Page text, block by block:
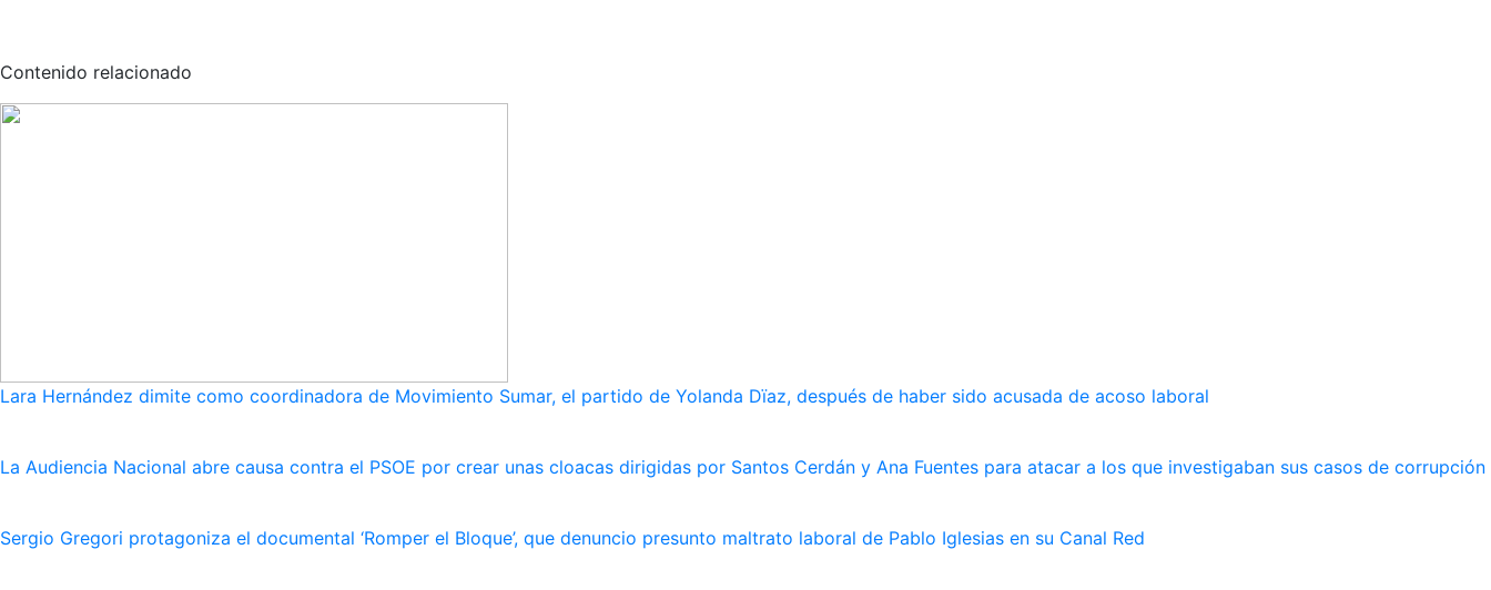
Contenido relacionado
Lara Hernández dimite como coordinadora de Movimiento Sumar, el partido de Yolanda Dïaz, después de haber sido acusada de acoso laboral
La Audiencia Nacional abre causa contra el PSOE por crear unas cloacas dirigidas por Santos Cerdán y Ana Fuentes para atacar a los que investigaban sus casos de corrupción
Sergio Gregori protagoniza el documental ‘Romper el Bloque’, que denuncio presunto maltrato laboral de Pablo Iglesias en su Canal Red